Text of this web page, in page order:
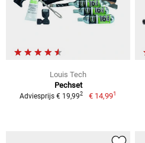
Louis Tech
Pechset
Adviesprijs € 19,992 € 14,991